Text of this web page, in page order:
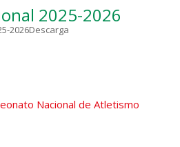
2025-2026
2026Descarga